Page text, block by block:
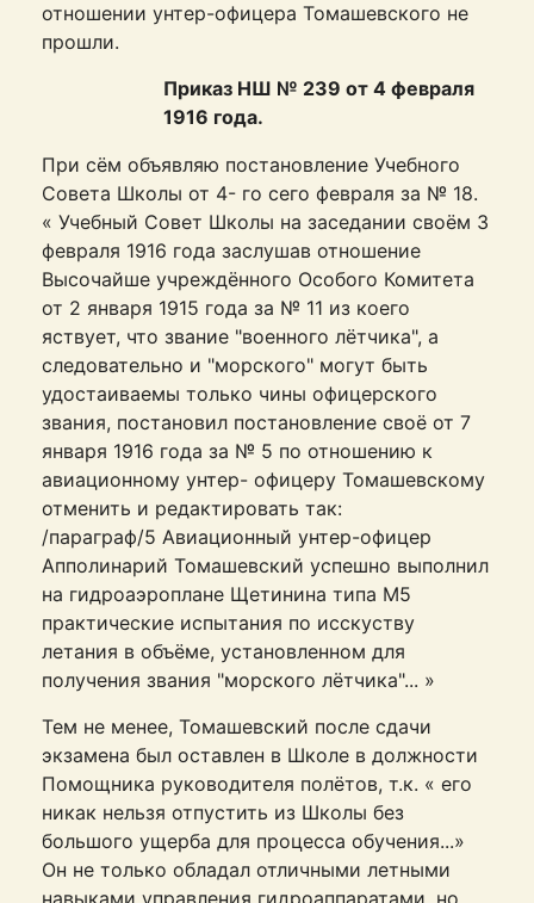
отношении унтер-офицера Томашевского не
прошли.
Приказ НШ № 239 от 4 февраля
1916 года.
При сём объявляю постановление Учебного
Совета Школы от 4- го сего февраля за № 18.
« Учебный Совет Школы на заседании своём 3
февраля 1916 года заслушав отношение
Высочайше учреждённого Особого Комитета
от 2 января 1915 года за № 11 из коего
яствует, что звание "военного лётчика", а
следовательно и "морского" могут быть
удостаиваемы только чины офицерского
звания, постановил постановление своё от 7
января 1916 года за № 5 по отношению к
авиационному унтер- офицеру Томашевскому
отменить и редактировать так:
/параграф/5 Авиационный унтер-офицер
Апполинарий Томашевский успешно выполнил
на гидроаэроплане Щетинина типа М5
практические испытания по исскуству
летания в объёме, установленном для
получения звания "морского лётчика"... »
Тем не менее, Томашевский после сдачи
экзамена был оставлен в Школе в должности
Помощника руководителя полётов, т.к. « его
никак нельзя отпустить из Школы без
большого ущерба для процесса обучения...»
Он не только обладал отличными летными